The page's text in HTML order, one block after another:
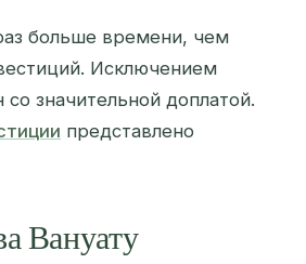
больше времени, чем
Исключением
значительной доплатой.
представлено
Вануату